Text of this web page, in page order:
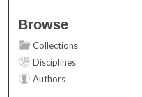
Browse
Collections
Disciplines
Authors